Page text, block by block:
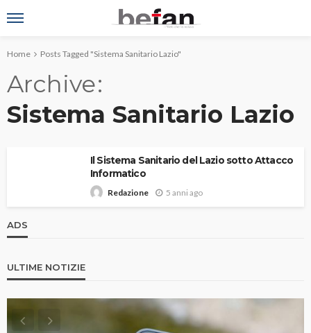
Home Posts Tagged "Sistema Sanitario Lazio"
Archive
Sistema Sanitario Lazio
Il Sistema Sanitario del Lazio sotto Attacco
Informatico
Redazione 5 anni ago
ADS
ULTIME NOTIZIE